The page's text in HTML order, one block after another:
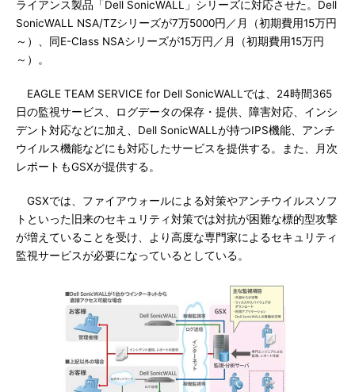
ライアンス製品「Dell SonicWALL」シリーズに対応させた。Dell
SonicWALL NSA/TZシリーズが7万5000円／月（初期費用15万円
～）、同E-Class NSAシリーズが15万円／月（初期費用15万円
～）。
EAGLE TEAM SERVICE for Dell SonicWALLでは、24時間365
日の監視サービス、ログデータの保存・提供、障害対応、インシ
デント対応などに加え、Dell SonicWALLが持つIPS機能、アンチ
ウイルス機能などにも対応したサービスを提供する。また、月次
レポートもGSXが提供する。
GSXでは、ファイアウォールによる対策やアンチウイルスソフ
トといった旧来のセキュリティ対策では対抗が困難な標的型攻撃
が増えていることを受け、より高度な専門家によるセキュリティ
監視サービスが必要になっているとしている。